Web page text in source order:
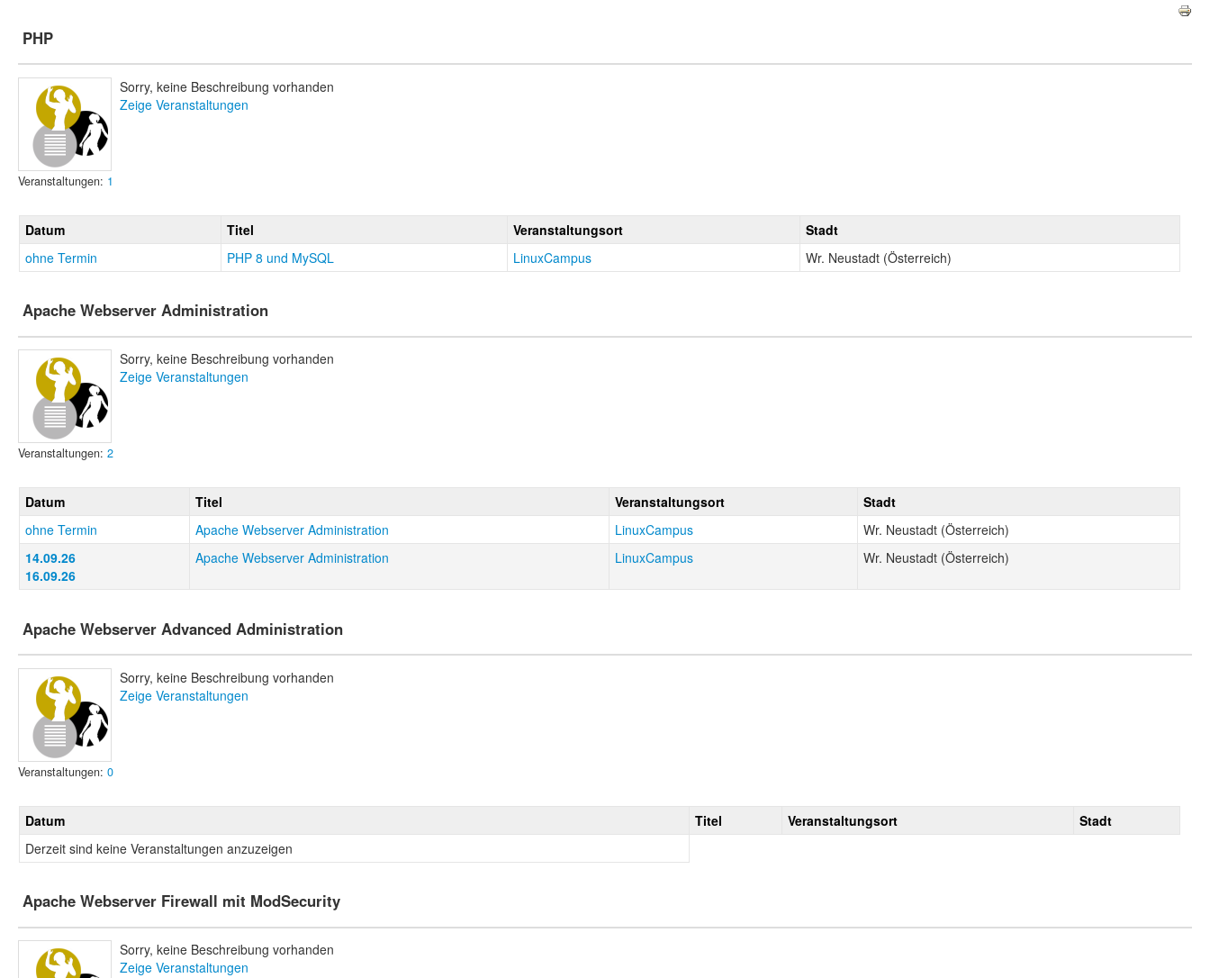
PHP
Veranstaltungen: 1
Sorry, keine Beschreibung vorhanden
Zeige Veranstaltungen
Datum Titel Veranstaltungsort
Stadt
ohne Termin
PHP 8 und MySQL LinuxCampus Wr. Neustadt (Österreich)
Apache Webserver Administration
Veranstaltungen: 2
Sorry, keine Beschreibung vorhanden
Zeige Veranstaltungen
Datum Titel Veranstaltungsort
Stadt
ohne Termin
Apache Webserver Administration LinuxCampus
Wr. Neustadt (Österreich)
14.09.26
16.09.26
Apache Webserver Administration LinuxCampus Wr. Neustadt (Österreich)
Apache Webserver Advanced Administration
Veranstaltungen: 0
Sorry, keine Beschreibung vorhanden
Zeige Veranstaltungen
Datum Titel Veranstaltungsort
Stadt
Derzeit sind keine Veranstaltungen anzuzeigen
Apache Webserver Firewall mit ModSecurity
Sorry, keine Beschreibung vorhanden
Zeige Veranstaltungen